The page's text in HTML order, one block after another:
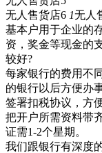
无人售货店6 1无人
基本户用于企业的
资，奖金等现金的
较好?
每家银行的费用不
的银行以后方便办事
签署扣税协议，方
把开户所需资料带
证需1-2个星期。
我们跟银行有深度